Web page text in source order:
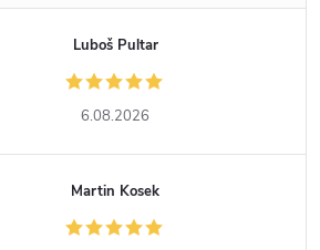
Luboš Pultar
6.08.2026
Martin Kosek